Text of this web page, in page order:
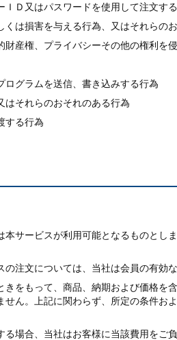
Ｄ又はパスワードを使用して注文す
は損害を与える行為、又はそれらの
産権、プライバシーその他の権利を
グラムを送信、書き込みする行為
はそれらのおそれのある行為
する行為
サービスが利用可能となるものと
注文については、当社は会員の有効
をもって、商品、納期および価格
ん。上記に関わらず、所定の条件
場合、当社はお客様に当該費用をご